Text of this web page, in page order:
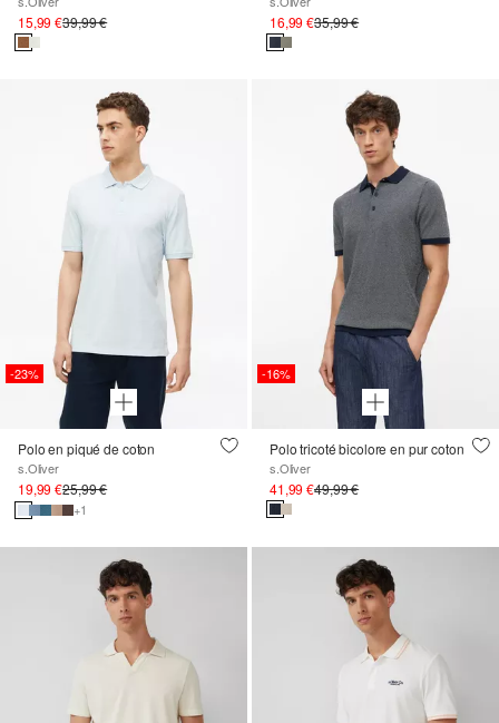
15,99 €39,99 € 16,99 €35,99 €
-23%
Polo en piqué de coton
s.Oliver
19,99 €25,99 €
+1
-16%
Polo tricoté bicolore en pur coton
s.Oliver
41,99 €49,99 €